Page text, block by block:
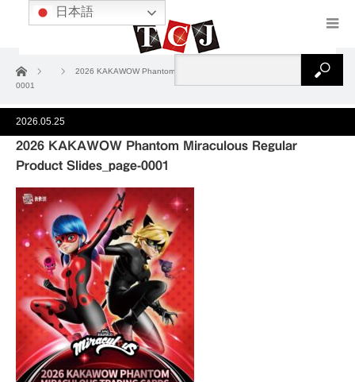
ホーム
2026 KAKAWOW Phantom Miraculous Regular Product Slides_page-
0001
2026.05.25
2026 KAKAWOW Phantom Miraculous Regular
Product Slides_page-0001
日本語